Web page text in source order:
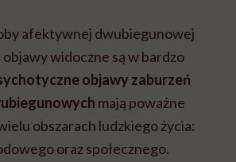
pracy
afektywnej dwubiegunowej
widoczne są w bardzo
objawy zaburzeń
mają poważne
obszarach ludzkiego życia:
oraz społecznego.